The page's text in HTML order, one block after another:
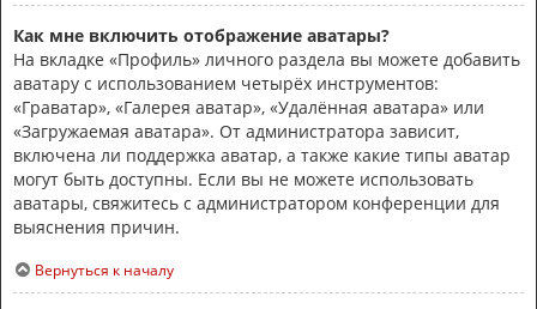
Как мне включить отображение аватары?
На вкладке «Профиль» личного раздела вы можете добавить
аватару с использованием четырёх инструментов:
«Граватар», «Галерея аватар», «Удалённая аватара» или
«Загружаемая аватара». От администратора зависит,
включена ли поддержка аватар, а также какие типы аватар
могут быть доступны. Если вы не можете использовать
аватары, свяжитесь с администратором конференции для
выяснения причин.
Вернуться к началу